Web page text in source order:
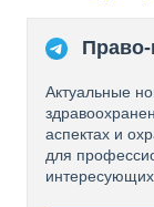
Актуальные
аспектах и
для